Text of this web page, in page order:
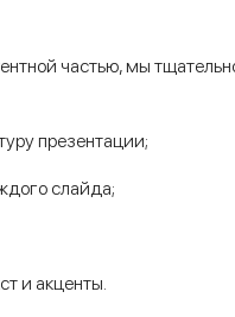
частью, мы
презентации;
слайда;
и акценты.